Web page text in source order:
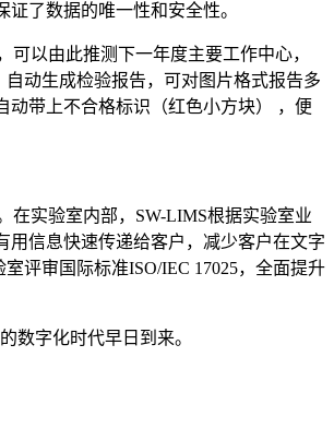
了数据的唯一性和安全性。
以由此推测下一年度主要工作中心，
动生成检验报告，可对图片格式报告多
动带上不合格标识（红色小方块） ，便
实验室内部，SW-LIMS根据实验室业
信息快速传递给客户，减少客户在文字
评审国际标准ISO/IEC 17025，全面提升
字化时代早日到来。